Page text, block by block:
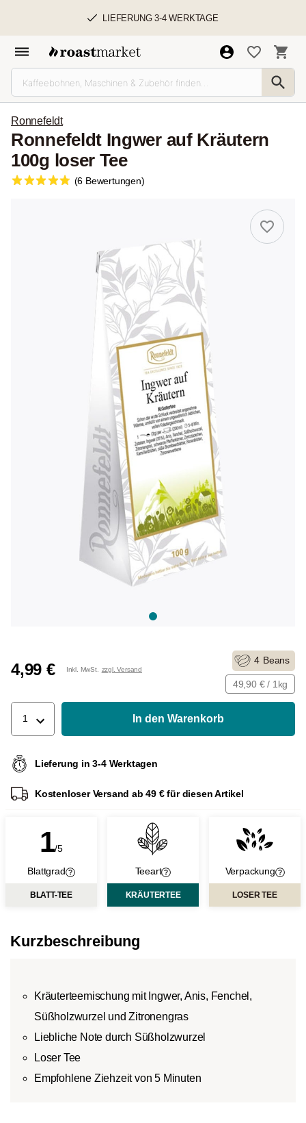
LIEFERUNG 3-4 WERKTAGE
Ronnefeldt
Ronnefeldt Ingwer auf Kräutern
100g loser Tee
(6 Bewertungen)
4,99 € Inkl. MwSt. zzgl. Versand
4 Beans
49,90 € / 1kg
1 In den Warenkorb
Lieferung in 3-4 Werktagen
Kostenloser Versand ab 49 € für diesen Artikel
1/5
Blattgrad
Besteht aus unbeschädigten Teeblättern
und/oder Blattteilen.
Fannings-Tee:Fannings sind feine Teeblatt
Partikel, die beim Sieben anfallen.
Dust-Tee:Dust bezeichnet die feinsten
BLATT-TEE
Teeart
Teeblätter bestimmt.
KRÄUTERTEE
Verpackung
LOSER TEE
Kurzbeschreibung
Kräuterteemischung mit Ingwer, Anis, Fenchel,
Süßholzwurzel und Zitronengras
Liebliche Note durch Süßholzwurzel
Loser Tee
Empfohlene Ziehzeit von 5 Minuten